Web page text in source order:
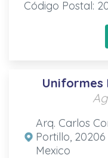
Código Postal:
Uniformes
Arq. Carlos
Portillo,
Mexico